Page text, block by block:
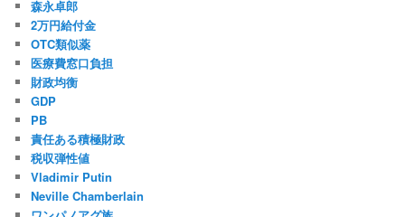
森永卓郎
2万円給付金
OTC類似薬
医療費窓口負担
財政均衡
GDP
PB
責任ある積極財政
税収弾性値
Vladimir Putin
Neville Chamberlain